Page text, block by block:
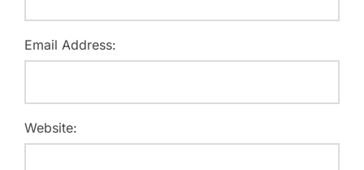
Email Address:
Website: